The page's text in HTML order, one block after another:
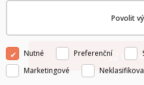
Do
Povolit
Nutné Preferenční
Marketingové